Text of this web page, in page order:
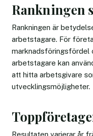
Rankningen
Rankningen är
arbetstagare. För
marknadsföringsfördel
arbetstagare kan
att hitta arbetsgivare
utvecklingsmöjligheter.
Resultaten varierar år